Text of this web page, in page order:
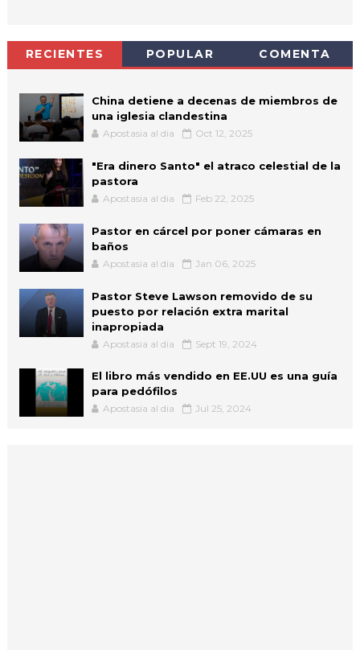
RECIENTES POPULAR COMENTA
China detiene a decenas de miembros de
una iglesia clandestina
Apostasia al dia Oct 12, 2025
"Era dinero Santo" el atraco celestial de la
pastora
Apostasia al dia Feb 22, 2025
Pastor en cárcel por poner cámaras en
baños
Apostasia al dia Jan 06, 2025
Pastor Steve Lawson removido de su
puesto por relación extra marital
inapropiada
Apostasia al dia Sept 19, 2024
El libro más vendido en EE.UU es una guía
para pedófilos
Apostasia al dia Jul 25, 2024